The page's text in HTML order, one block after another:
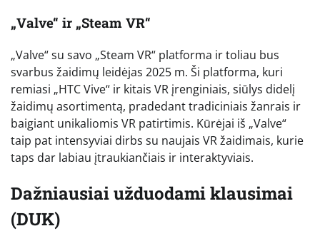
„Valve“ ir „Steam VR“
„Valve“ su savo „Steam VR“ platforma ir toliau bus
svarbus žaidimų leidėjas 2025 m. Ši platforma, kuri
remiasi „HTC Vive“ ir kitais VR įrenginiais, siūlys didelį
žaidimų asortimentą, pradedant tradiciniais žanrais ir
baigiant unikaliomis VR patirtimis. Kūrėjai iš „Valve“
taip pat intensyviai dirbs su naujais VR žaidimais, kurie
taps dar labiau įtraukiančiais ir interaktyviais.
Dažniausiai užduodami klausimai
(DUK)